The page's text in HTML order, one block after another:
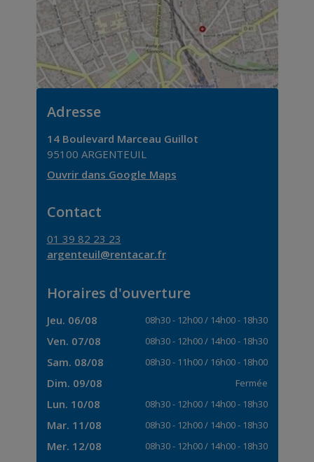
Adresse
14 Boulevard Marceau Guillot
95100 ARGENTEUIL
Ouvrir dans Google Maps
Contact
01 39 82 23 23
argenteuil@rentacar.fr
Horaires d'ouverture
Jeu. 06/08 08h30- 12h00/ 14h00- 18h30
Ven. 07/08 08h30- 12h00/ 14h00- 18h30
Sam. 08/08 08h30- 11h00/ 16h00- 18h00
Dim. 09/08 Fermée
Lun. 10/08 08h30- 12h00/ 14h00- 18h30
Mar. 11/08 08h30- 12h00/ 14h00- 18h30
Mer. 12/08 08h30- 12h00/ 14h00- 18h30